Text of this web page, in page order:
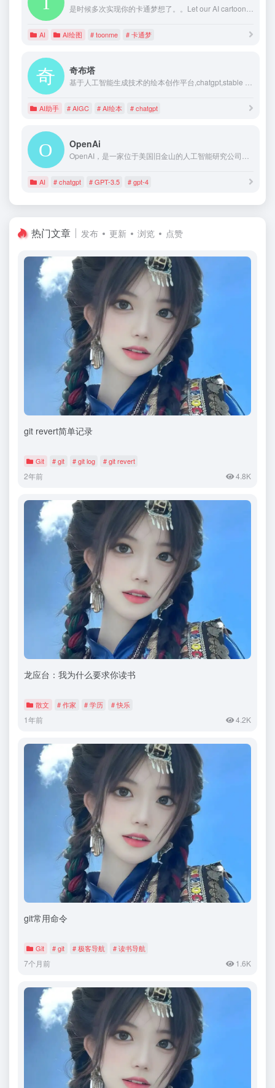
是时候多次实现你的卡通梦想了。。Let our AI cartoonize your photos 🎨
AI AI绘图 # toonme # 卡通梦
奇布塔
基于人工智能生成技术的绘本创作平台,chatgpt,stable diffusion,openai,AIGC
AI助手 # AIGC # AI绘本 # chatgpt
OpenAi
OpenAI，是一家位于美国旧金山的人工智能研究公司，现由营利性公司OpenAI LP及非营利性母公司OpenAI Inc组成 [34]。核心宗旨在于“创建造福全人类的安全通用人工智能（AGI）” 。使命是建立安全有益的AGL ，确保通用人工智能造福全人类 。OpenAI以大模型为核心开创了AI领域的新一轮创新范式，成为引领通用人工智能领军企业。
AI # chatgpt # GPT-3.5 # gpt-4
热门文章 发布 更新 浏览 点赞
git revert简单记录
Git # git # git log # git revert
2年前 4.8K
龙应台：我为什么要求你读书
散文 # 作家 # 学历 # 快乐
1年前 4.2K
git常用命令
Git # git # 极客导航 # 读书导航
7个月前 1.6K